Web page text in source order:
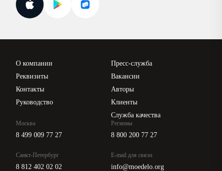
Поиск ответа на вопрос
Новости законодательства
О компании
Реквизиты
Контакты
Руководство
Пресс-служба
Вакансии
Авторы
Клиенты
Служба качества
Москва
8 499 009 77 27
Санкт-Петербург
8 812 402 02 02
Регионы
8 800 200 77 27
E-mail для связи
info@moedelo.org